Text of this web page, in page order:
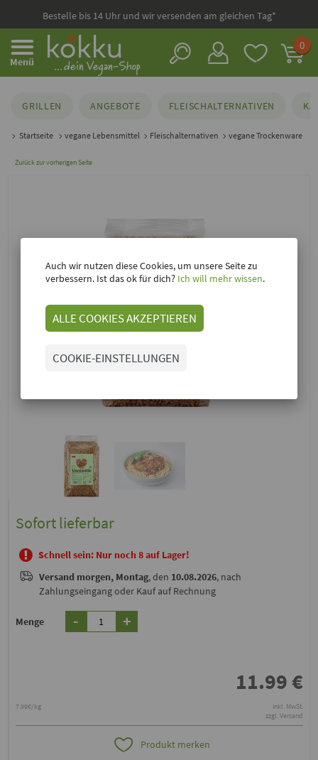
Bestelle bis 14 Uhr und wir versenden am gleichen Tag*
Menü
0
GRILLEN ANGEBOTE FLEISCHALTERNATIVEN
Startseite vegane Lebensmittel Fleischalternativen vegane Trockenware
Zurück zur vorherigen Seite
Sofort lieferbar
Schnell sein: Nur noch 8 auf Lager!
Versand morgen, Montag, den 10.08.2026, nach
Zahlungseingang oder Kauf auf Rechnung
Menge - +
11.99€
7.99€/kg
inkl. MwSt.
zzgl. Versand
Produkt merken
Auch wir nutzen diese Cookies, um unsere Seite zu
verbessern. Ist das ok für dich? Ich will mehr wissen.
ALLE COOKIES AKZEPTIEREN
COOKIE-EINSTELLUNGEN